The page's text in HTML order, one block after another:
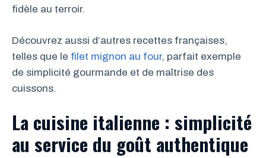
fidèle au terroir.
Découvrez aussi d’autres recettes françaises,
telles que le filet mignon au four, parfait exemple
de simplicité gourmande et de maîtrise des
cuissons.
La cuisine italienne : simplicité
au service du goût authentique